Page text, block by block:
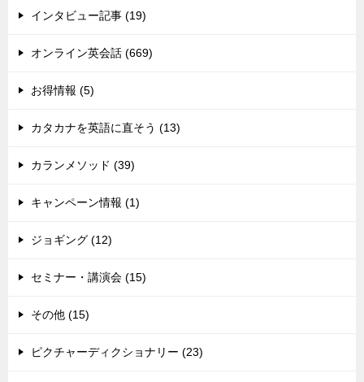
インタビュー記事 (19)
オンライン英会話 (669)
お得情報 (5)
カタカナを英語に直そう (13)
カランメソッド (39)
キャンペーン情報 (1)
ジョギング (12)
セミナー・講演会 (15)
その他 (15)
ピクチャーディクショナリー (23)